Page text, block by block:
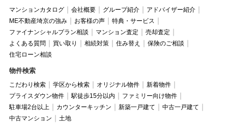
マンションカタログ 会社概要 グループ紹介
アドバイザー紹介
ME不動産埼京の強み
お客様の声
特典・サービス
ファイナンシャルプラン相談
マンション査定
売却査定
よくある質問
買い取り 相続対策 住み替え
保険のご相談
住宅ローン相談
物件検索
こだわり検索 学区から検索 オリジナル物件
新着物件
プライスダウン物件
駅徒歩15分以内
ファミリー向け物件
駐車場2台以上
カウンターキッチン 新築一戸建て
中古一戸建て
中古マンション
土地